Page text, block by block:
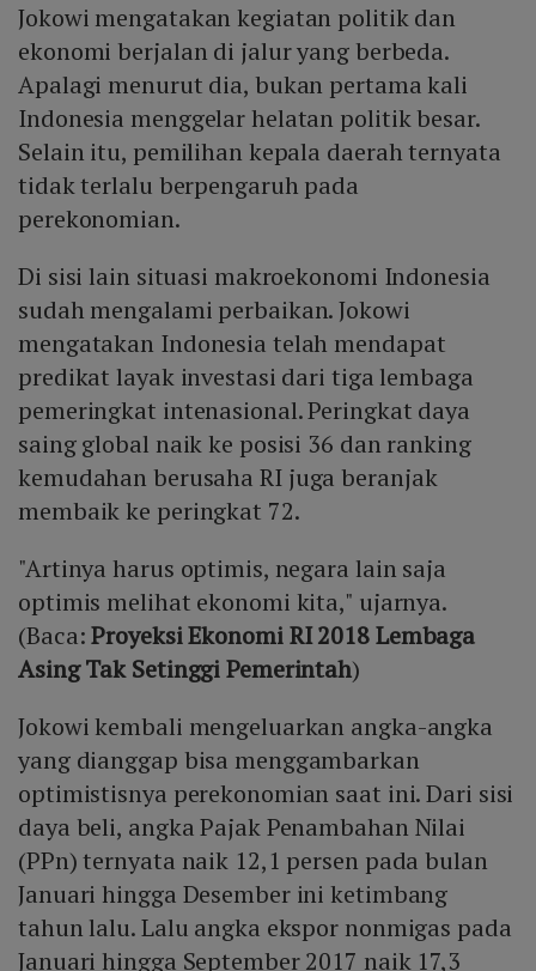
Jokowi mengatakan kegiatan politik dan
ekonomi berjalan di jalur yang berbeda.
Apalagi menurut dia, bukan pertama kali
Indonesia menggelar helatan politik besar.
Selain itu, pemilihan kepala daerah ternyata
tidak terlalu berpengaruh pada
perekonomian.
Di sisi lain situasi makroekonomi Indonesia
sudah mengalami perbaikan. Jokowi
mengatakan Indonesia telah mendapat
predikat layak investasi dari tiga lembaga
pemeringkat intenasional. Peringkat daya
saing global naik ke posisi 36 dan ranking
kemudahan berusaha RI juga beranjak
membaik ke peringkat 72.
"Artinya harus optimis, negara lain saja
optimis melihat ekonomi kita," ujarnya.
(Baca:Proyeksi Ekonomi RI 2018 Lembaga
Asing Tak Setinggi Pemerintah)
Jokowi kembali mengeluarkan angka-angka
yang dianggap bisa menggambarkan
optimistisnya perekonomian saat ini. Dari sisi
daya beli, angka Pajak Penambahan Nilai
(PPn) ternyata naik 12,1 persen pada bulan
Januari hingga Desember ini ketimbang
tahun lalu. Lalu angka ekspor nonmigas pada
Januari hingga September 2017 naik 17,3